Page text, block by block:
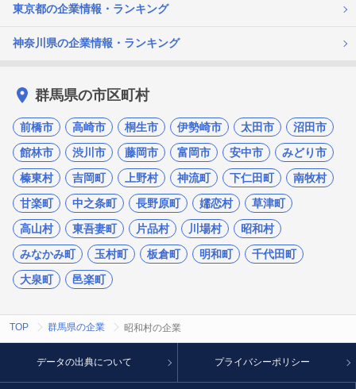
東京都の企業情報・ランキング
神奈川県の企業情報・ランキング
群馬県の市区町村
前橋市 高崎市 桐生市 伊勢崎市 太田市
沼田市
館林市
渋川市 藤岡市 富岡市 安中市
みどり市
榛東村
吉岡町 上野村 神流町 下仁田町
南牧村
甘楽町
中之条町 長野原町 嬬恋村
草津町
高山村
東吾妻町 片品村 川場村
昭和村
みなかみ町
玉村町 板倉町 明和町
千代田町
大泉町
邑楽町
TOP 群馬県の企業 昭和村の企業
データの出典について プライバシーポリシー